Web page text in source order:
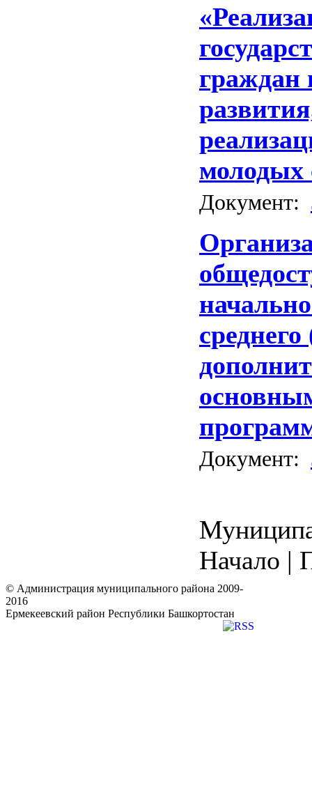
граждан
молодых
Документ:
Документ:
Начало |
© Администрация муниципального района 2009-
2016
Ермекеевский район Республики Башкортостан